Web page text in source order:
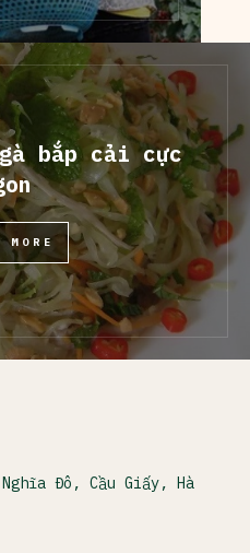
bắp cải cực
MORE
Đô, Cầu Giấy, Hà